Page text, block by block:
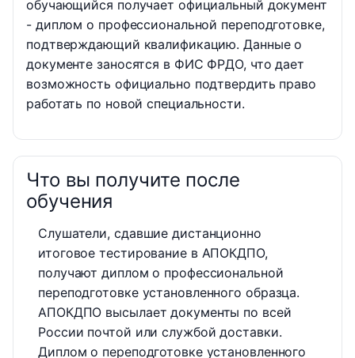
обучающийся получает официальный документ
- диплом о профессиональной переподготовке,
подтверждающий квалификацию. Данные о
документе заносятся в ФИС ФРДО, что дает
возможность официально подтвердить право
работать по новой специальности.
Что вы получите после
обучения
Слушатели, сдавшие дистанционно
итоговое тестирование в АПОКДПО,
получают диплом о профессиональной
переподготовке установленного образца.
АПОКДПО высылает документы по всей
России почтой или службой доставки.
Диплом о переподготовке установленного